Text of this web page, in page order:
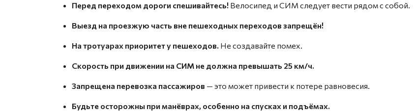
Перед переходом дороги спешивайтесь! Велосипед и СИМ следует вести рядом с собой.
Выезд на проезжую часть вне пешеходных переходов запрещён!
На тротуарах приоритет у пешеходов. Не создавайте помех.
Скорость при движении на СИМ не должна превышать 25 км/ч.
Запрещена перевозка пассажиров — это может привести к потере равновесия.
Будьте осторожны при манёврах, особенно на спусках и подъёмах.